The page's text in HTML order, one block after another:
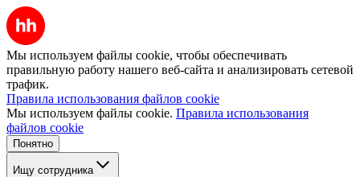
Мы используем файлы cookie, чтобы обеспечивать
правильную работу нашего веб-сайта и анализировать сетевой
трафик.
Правила использования файлов cookie
Мы используем файлы cookie. Правила использования
файлов cookie
Понятно
Ищу сотрудника